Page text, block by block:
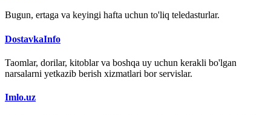
Bugun, ertaga va keyingi hafta uchun to'liq teledasturlar.
DostavkaInfo
Taomlar, dorilar, kitoblar va boshqa uy uchun kerakli bo'lgan
narsalarni yetkazib berish xizmatlari bor servislar.
Imlo.uz